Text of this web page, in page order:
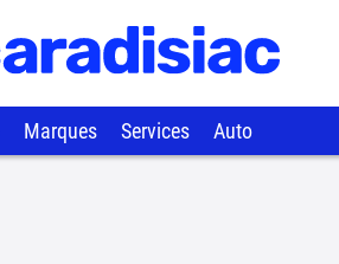
Marques Services Auto